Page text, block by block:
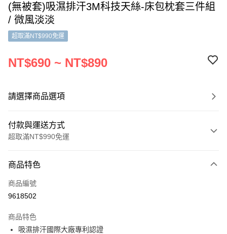
(無被套)吸濕排汗3M科技天絲-床包枕套三件組
/ 微風淡淡
超取滿NT$990免運
NT$690 ~ NT$890
請選擇商品選項
付款與運送方式
超取滿NT$990免運
信用卡一次付款
超商取貨付款
Apple Pay
商品特色
商品編號
9618502
商品特色
吸濕排汗國際大廠專利認證